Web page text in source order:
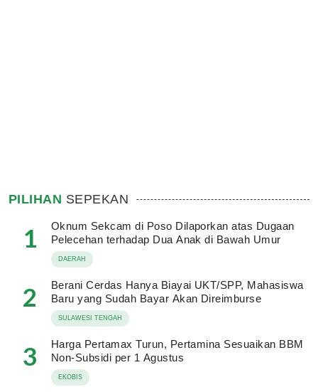
PILIHAN SEPEKAN
1
Oknum Sekcam di Poso Dilaporkan atas Dugaan
Pelecehan terhadap Dua Anak di Bawah Umur
DAERAH
2
Berani Cerdas Hanya Biayai UKT/SPP, Mahasiswa
Baru yang Sudah Bayar Akan Direimburse
SULAWESI TENGAH
3
Harga Pertamax Turun, Pertamina Sesuaikan BBM
Non-Subsidi per 1 Agustus
EKOBIS